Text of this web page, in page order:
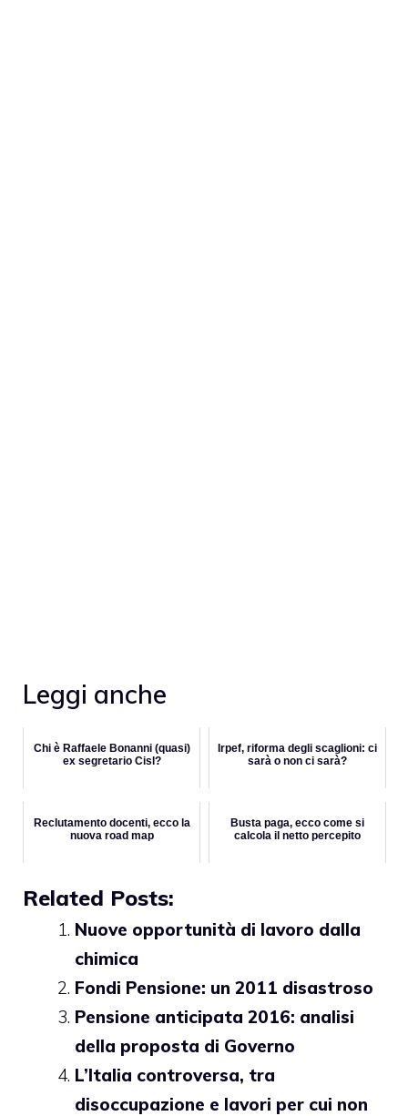
Leggi anche
Chi è Raffaele Bonanni (quasi)
ex segretario Cisl?
Irpef, riforma degli scaglioni: ci
sarà o non ci sarà?
Reclutamento docenti, ecco la
nuova road map
Busta paga, ecco come si
calcola il netto percepito
Related Posts:
Nuove opportunità di lavoro dalla
chimica
Fondi Pensione: un 2011 disastroso
Pensione anticipata 2016: analisi
della proposta di Governo
L’Italia controversa, tra
disoccupazione e lavori per cui non